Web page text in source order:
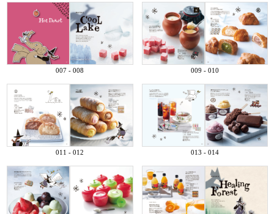
007 - 008 009 - 010
011 - 012 013 - 014